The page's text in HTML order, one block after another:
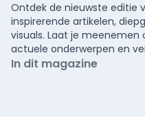
Ontdek de nieuwste editie
inspirerende artikelen,
visuals. Laat je
actuele onderwerpen en
In dit magazine